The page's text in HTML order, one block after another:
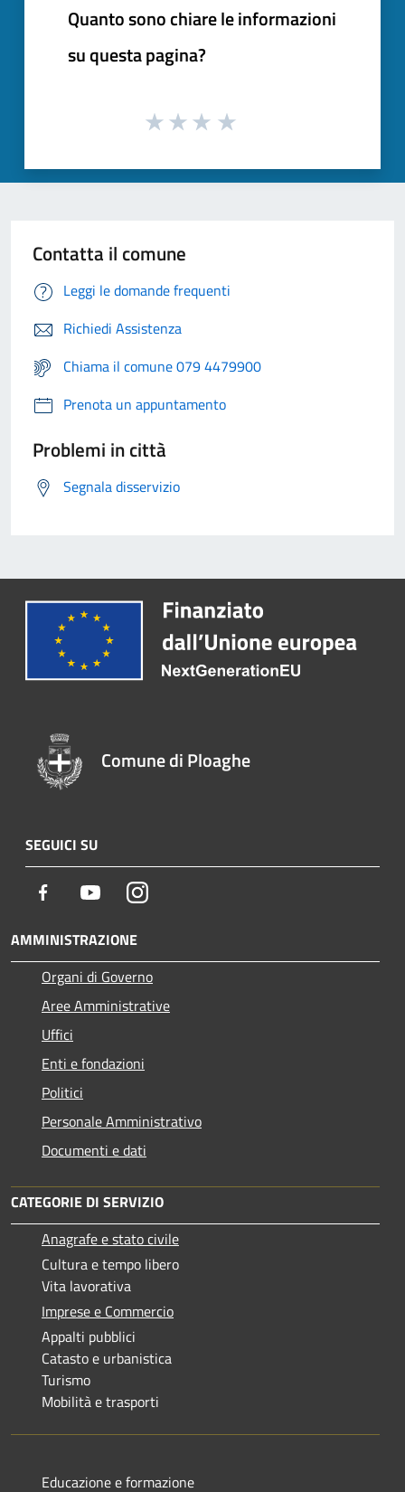
Quanto sono chiare le informazioni
su questa pagina?
Contatta il comune
Leggi le domande frequenti
Richiedi Assistenza
Chiama il comune 079 4479900
Prenota un appuntamento
Problemi in città
Segnala disservizio
Comune di Ploaghe
SEGUICI SU
Facebook YoutubeInstagram
AMMINISTRAZIONE
Organi di Governo
Aree Amministrative
Uffici
Enti e fondazioni
Politici
Personale Amministrativo
Documenti e dati
CATEGORIE DI SERVIZIO
Anagrafe e stato civile
Cultura e tempo libero
Vita lavorativa
Imprese e Commercio
Appalti pubblici
Catasto e urbanistica
Turismo
Mobilità e trasporti
Educazione e formazione